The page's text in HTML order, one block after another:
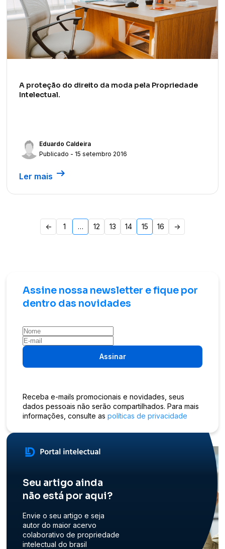
A proteção do direito da moda pela Propriedade
Intelectual.
Eduardo Caldeira
Publicado - 15 setembro 2016
Ler mais arrow_right_alt
<- 1 … 12 13 14 15 16 ->
Assine nossa newsletter e fique por
dentro das novidades
Assinar
Receba e-mails promocionais e novidades, seus
dados pessoais não serão compartilhados. Para mais
informações, consulte as políticas de privacidade
Seu artigo ainda
não está por aqui?
Envie o seu artigo e seja
autor do maior acervo
colaborativo de propriedade
intelectual do brasil